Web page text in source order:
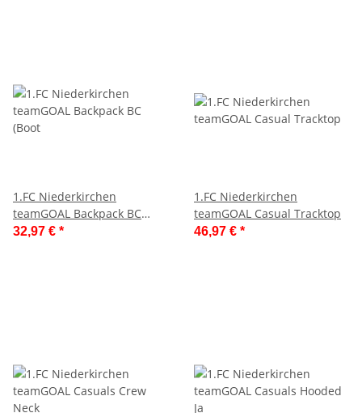
1.FC Niederkirchen
teamGOAL Backpack BC
(Boot
32,97 € *
1.FC Niederkirchen
teamGOAL Casual Tracktop
46,97 € *